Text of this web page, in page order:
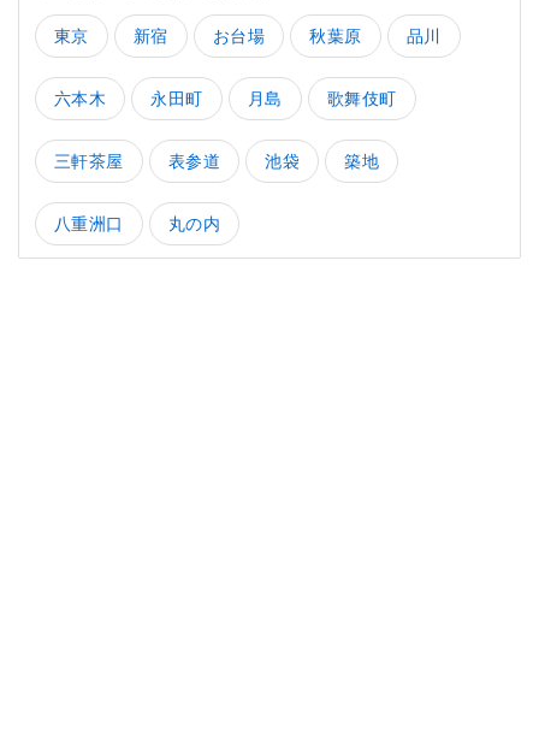
東京 新宿 お台場 秋葉原 品川
六本木 永田町 月島 歌舞伎町
三軒茶屋 表参道 池袋 築地
八重洲口 丸の内